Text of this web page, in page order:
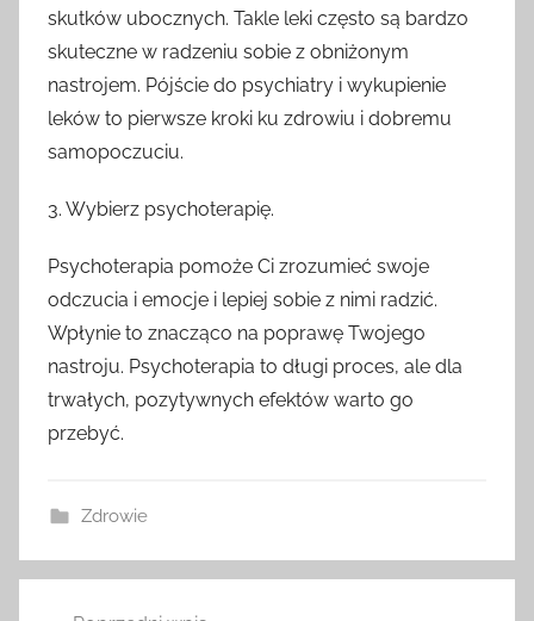
skutków ubocznych. Takle leki często są bardzo
skuteczne w radzeniu sobie z obniżonym
nastrojem. Pójście do psychiatry i wykupienie
leków to pierwsze kroki ku zdrowiu i dobremu
samopoczuciu.
3. Wybierz psychoterapię.
Psychoterapia pomoże Ci zrozumieć swoje
odczucia i emocje i lepiej sobie z nimi radzić.
Wpłynie to znacząco na poprawę Twojego
nastroju. Psychoterapia to długi proces, ale dla
trwałych, pozytywnych efektów warto go
przebyć.
Zdrowie